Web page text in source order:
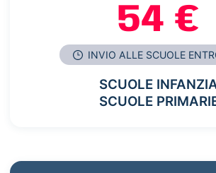
54 €
INVIO ALLE SCUOLE
SCUOLE
SCUOLE